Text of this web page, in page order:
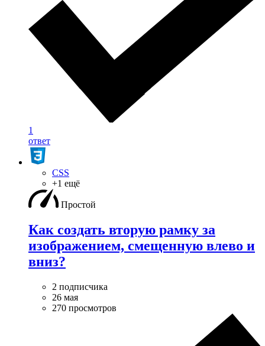
1
ответ
CSS
+1 ещё
Простой
Как создать вторую рамку за
изображением, смещенную влево и
вниз?
2 подписчика
26 мая
270 просмотров